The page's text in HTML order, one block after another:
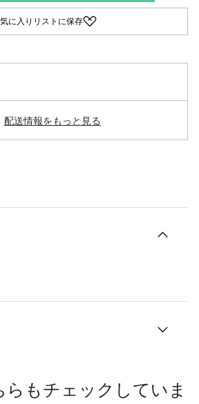
に入りリストに保存
配送情報をもっと見る
もチェックしていま